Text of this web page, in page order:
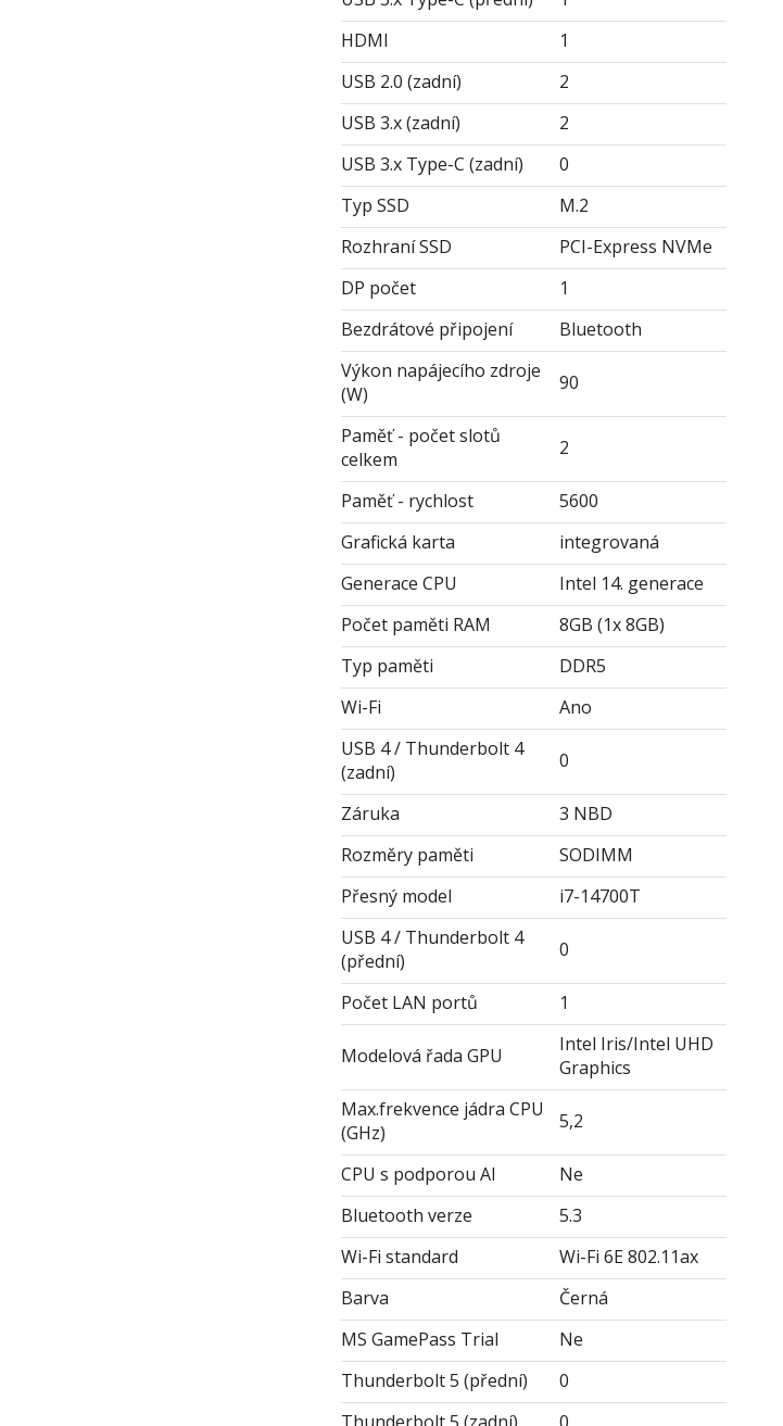
HDMI
1
USB 2.0 (zadní)
2
USB 3.x (zadní)
2
USB 3.x Type-C (zadní)
0
Typ SSD
M.2
Rozhraní SSD
PCI-Express NVMe
DP počet
1
Bezdrátové připojení
Bluetooth
Výkon napájecího zdroje
(W)
90
Paměť - počet slotů
celkem
2
Paměť - rychlost
5600
Grafická karta
integrovaná
Generace CPU
Intel 14. generace
Počet paměti RAM
8GB (1x 8GB)
Typ paměti
DDR5
Wi-Fi
Ano
USB 4 / Thunderbolt 4
(zadní)
0
Záruka
3 NBD
Rozměry paměti
SODIMM
Přesný model
i7-14700T
USB 4 / Thunderbolt 4
(přední)
0
Počet LAN portů 1
Modelová řada GPU
Intel Iris/Intel UHD
Graphics
Max.frekvence jádra CPU
(GHz)
5,2
CPU s podporou AI
Ne
Bluetooth verze
5.3
Wi-Fi standard
Wi-Fi 6E 802.11ax
Barva
Černá
MS GamePass Trial
Ne
Thunderbolt 5 (přední)
0